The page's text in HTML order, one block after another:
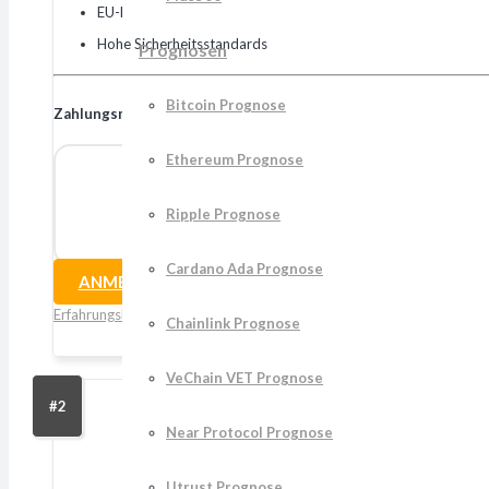
Prognosen
Bitcoin Prognose
Ethereum Prognose
Ripple Prognose
Cardano Ada Prognose
Chainlink Prognose
VeChain VET Prognose
Near Protocol Prognose
EU-Regulierter Broker
Hohe Sicherheitsstandards
Zahlungsmethoden:SEPA, VISA, Mastercard, Neteller, Skrill etc.
ANMELDEN
Erfahrungsbericht
#2